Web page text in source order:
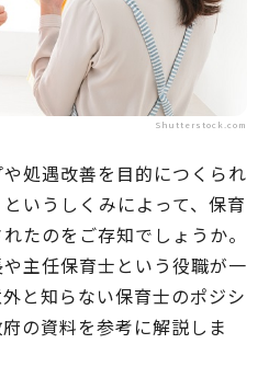
Shutterstock.com
処遇改善を目的につくられ
いうしくみによって、保育
たのをご存知でしょうか。
主任保育士という役職が一
と知らない保育士のポジシ
の資料を参考に解説しま